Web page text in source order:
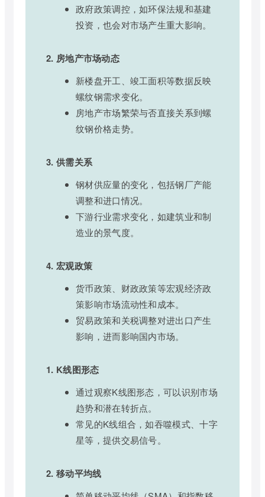
政府政策调控，如环保法规和基建
投资，也会对市场产生重大影响。
2. 房地产市场动态
新楼盘开工、竣工面积等数据反映
螺纹钢需求变化。
房地产市场繁荣与否直接关系到螺
纹钢价格走势。
3. 供需关系
钢材供应量的变化，包括钢厂产能
调整和进口情况。
下游行业需求变化，如建筑业和制
造业的景气度。
4. 宏观政策
货币政策、财政政策等宏观经济政
策影响市场流动性和成本。
贸易政策和关税调整对进出口产生
影响，进而影响国内市场。
1. K线图形态
通过观察K线图形态，可以识别市场
趋势和潜在转折点。
常见的K线组合，如吞噬模式、十字
星等，提供交易信号。
2. 移动平均线